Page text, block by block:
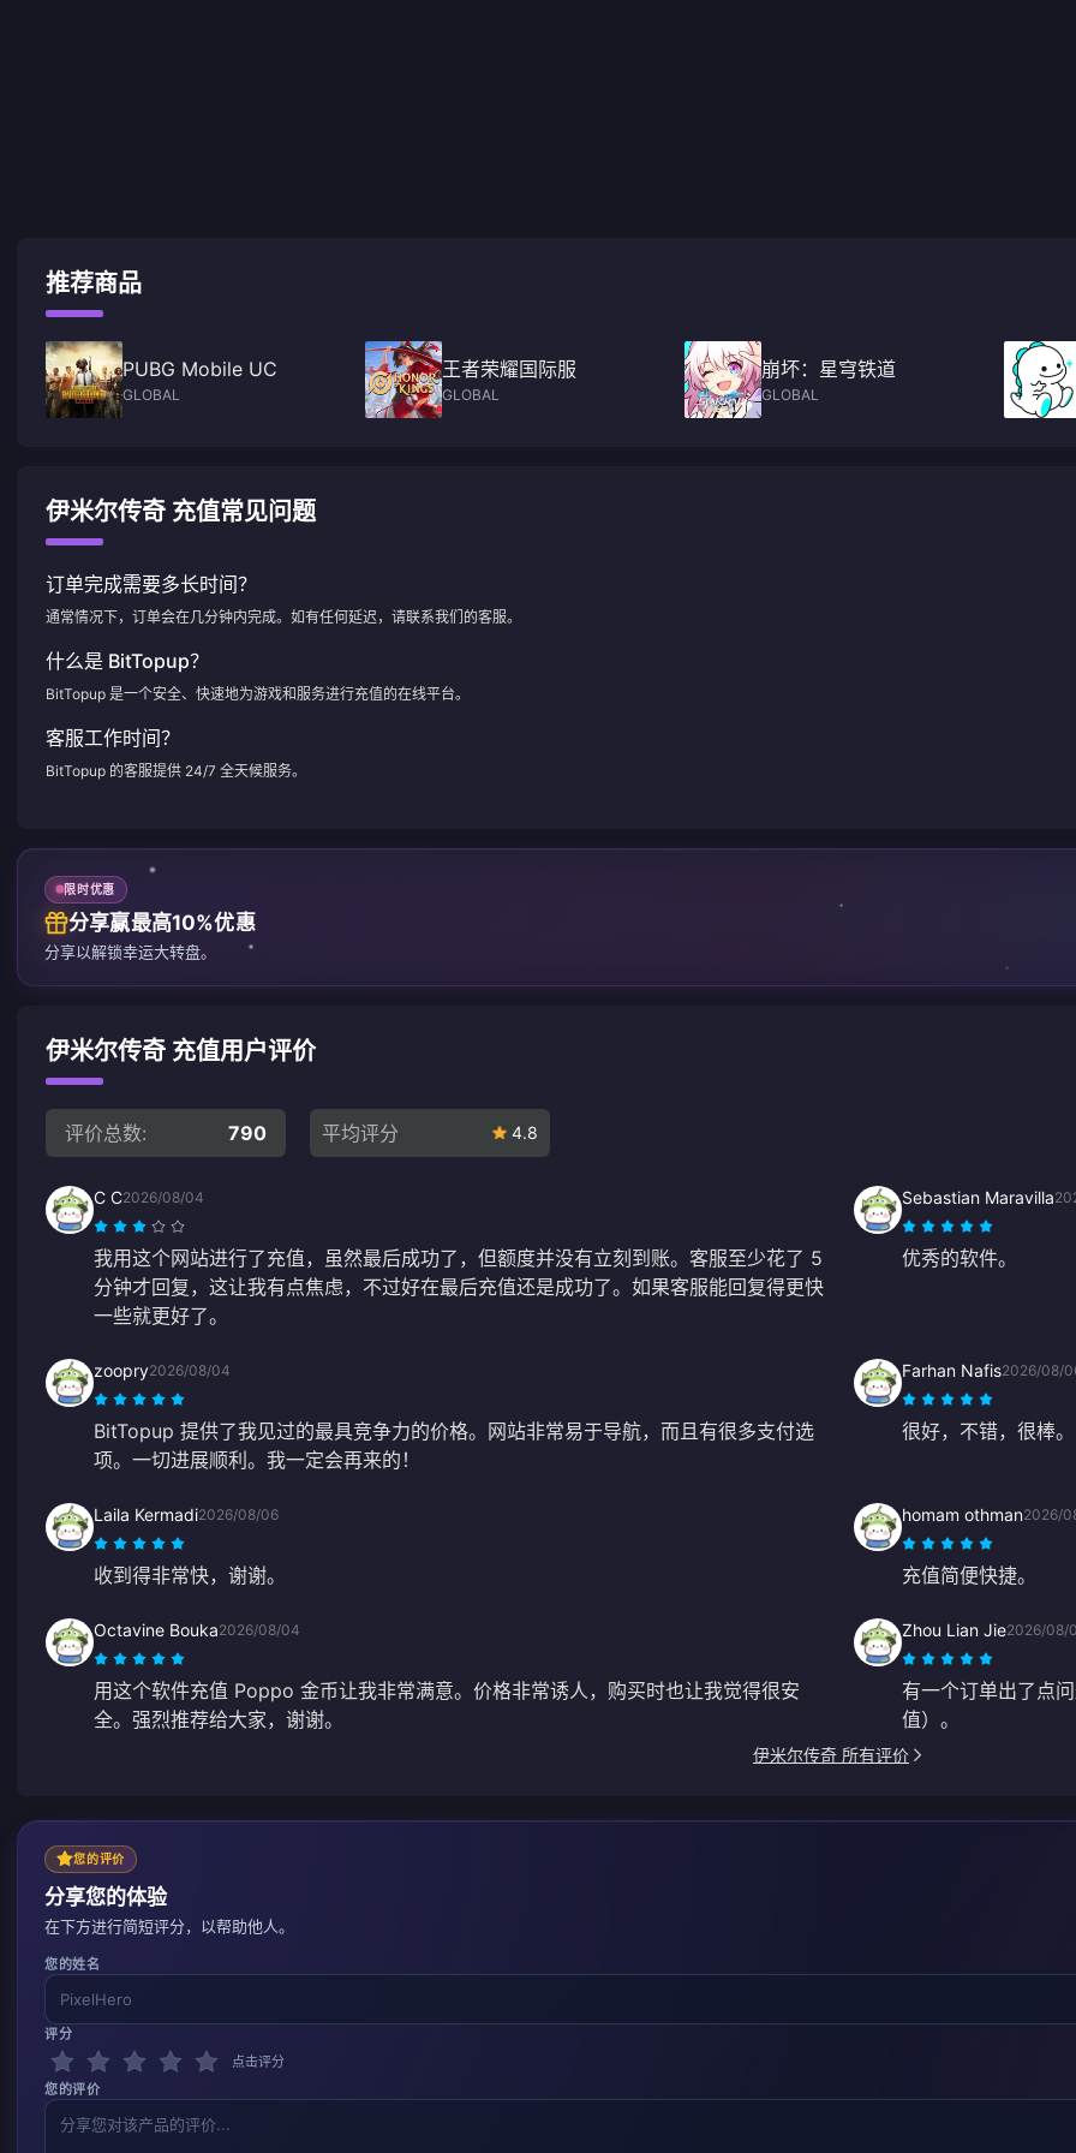
推荐商品
PUBG Mobile UC
GLOBAL
王者荣耀国际服
GLOBAL
崩坏：星穹铁道
GLOBAL
伊米尔传奇 充值常见问题
订单完成需要多长时间？
通常情况下，订单会在几分钟内完成。如有任何延迟，请联系我们的客服。
什么是 BitTopup？
BitTopup 是一个安全、快速地为游戏和服务进行充值的在线平台。
客服工作时间？
BitTopup 的客服提供 24/7 全天候服务。
限时优惠
分享赢最高10%优惠
分享以解锁幸运大转盘。
伊米尔传奇 充值用户评价
评价总数: 790 平均评分 4.8
C C2026/08/04
我用这个网站进行了充值，虽然最后成功了，但额度并没有立刻到账。客服至少花了 5
分钟才回复，这让我有点焦虑，不过好在最后充值还是成功了。如果客服能回复得更快
一些就更好了。
Sebastian Maravilla
优秀的软件。
zoopry2026/08/04
BitTopup 提供了我见过的最具竞争力的价格。网站非常易于导航，而且有很多支付选
项。一切进展顺利。我一定会再来的！
Farhan Nafis2026/08/
很好，不错，很棒。
Laila Kermadi2026/08/06
收到得非常快，谢谢。
homam othman2026/
充值简便快捷。
Octavine Bouka2026/08/04
用这个软件充值 Poppo 金币让我非常满意。价格非常诱人，购买时也让我觉得很安
全。强烈推荐给大家，谢谢。
Zhou Lian Jie2026/08/
有一个订单出了点
值）。
伊米尔传奇 所有评价
您的评价
分享您的体验
在下方进行简短评分，以帮助他人。
您的姓名
评分
点击评分
您的评价